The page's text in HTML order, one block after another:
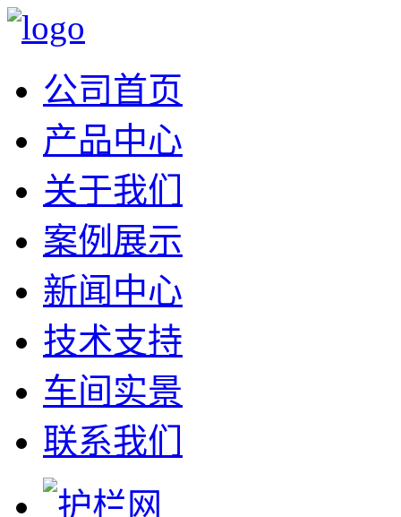
公司首页
产品中心
关于我们
案例展示
新闻中心
技术支持
车间实景
联系我们